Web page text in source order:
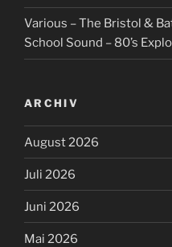
Various – The Bristol &
School Sound – 80’s
ARCHIV
August 2026
Juli 2026
Juni 2026
Mai 2026